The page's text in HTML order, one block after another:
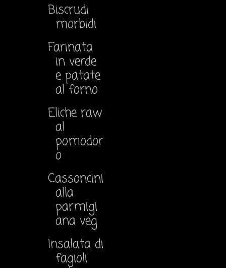
Biscrudi
morbidi
Farinata
in verde
e patate
al forno
Eliche raw
al
pomodor
o
Cassoncini
alla
parmigi
ana veg
Insalata di
fagioli